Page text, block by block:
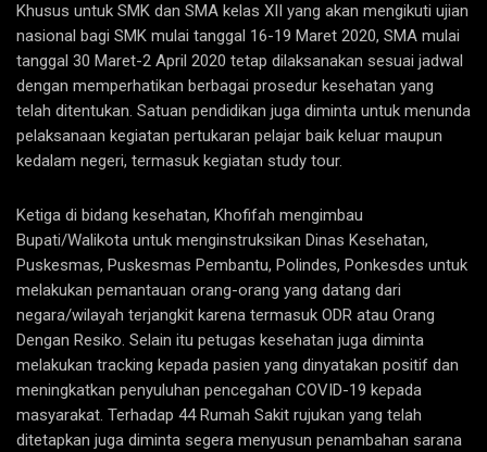
Khusus untuk SMK dan SMA kelas XII yang akan mengikuti ujian
nasional bagi SMK mulai tanggal 16-19 Maret 2020, SMA mulai
tanggal 30 Maret-2 April 2020 tetap dilaksanakan sesuai jadwal
dengan memperhatikan berbagai prosedur kesehatan yang
telah ditentukan. Satuan pendidikan juga diminta untuk menunda
pelaksanaan kegiatan pertukaran pelajar baik keluar maupun
kedalam negeri, termasuk kegiatan study tour.
Ketiga di bidang kesehatan, Khofifah mengimbau
Bupati/Walikota untuk menginstruksikan Dinas Kesehatan,
Puskesmas, Puskesmas Pembantu, Polindes, Ponkesdes untuk
melakukan pemantauan orang-orang yang datang dari
negara/wilayah terjangkit karena termasuk ODR atau Orang
Dengan Resiko. Selain itu petugas kesehatan juga diminta
melakukan tracking kepada pasien yang dinyatakan positif dan
meningkatkan penyuluhan pencegahan COVID-19 kepada
masyarakat. Terhadap 44 Rumah Sakit rujukan yang telah
ditetapkan juga diminta segera menyusun penambahan sarana